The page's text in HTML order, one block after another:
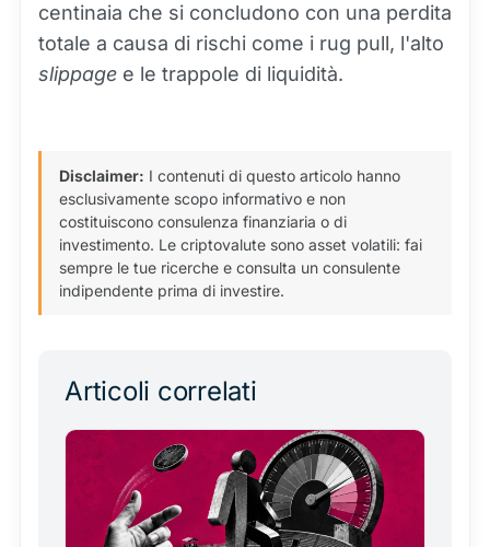
centinaia che si concludono con una perdita
totale a causa di rischi come i rug pull, l'alto
slippage e le trappole di liquidità.
Disclaimer: I contenuti di questo articolo hanno
esclusivamente scopo informativo e non
costituiscono consulenza finanziaria o di
investimento. Le criptovalute sono asset volatili: fai
sempre le tue ricerche e consulta un consulente
indipendente prima di investire.
Articoli correlati